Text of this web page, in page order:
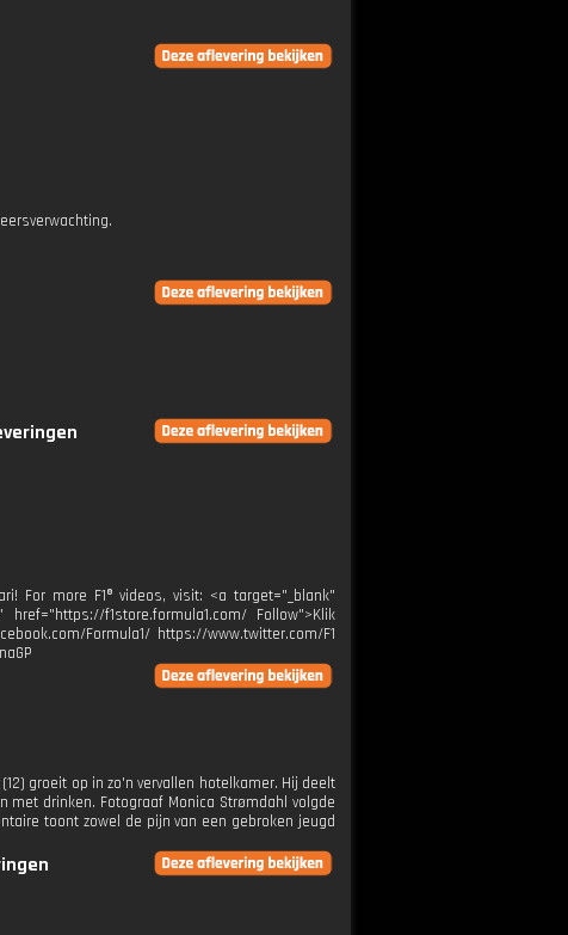
For more F1® videos, visit: <a target="_blank"
f1store.formula1.com/ Follow">Klik
Formula1/ https://www.twitter.com/F1
groeit op in zo'n vervallen hotelkamer. Hij deelt
drinken. Fotograaf Monica Strømdahl volgde
toont zowel de pijn van een gebroken jeugd